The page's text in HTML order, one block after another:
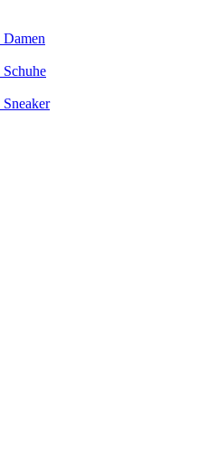
Damen
Schuhe
Sneaker